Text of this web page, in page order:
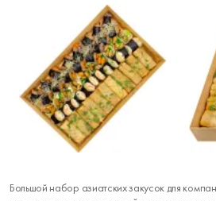
Большой набор азиатских закусок для